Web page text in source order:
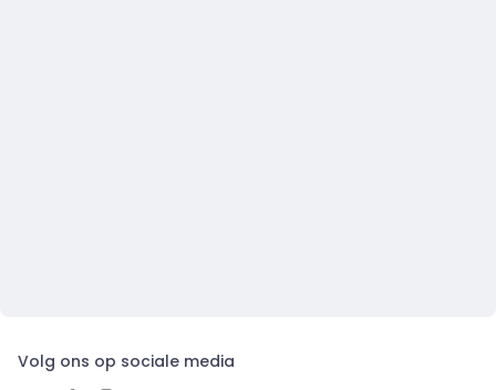
Volg ons op sociale media